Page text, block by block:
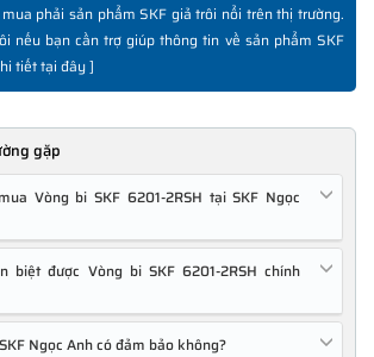
phải sản phẩm SKF giả trôi nổi trên thị trường.
nếu bạn cần trợ giúp thông tin về sản phẩm SKF
tiết tại đây]
gặp
Vòng bi SKF 6201-2RSH tại SKF Ngọc
biệt được Vòng bi SKF 6201-2RSH chính
Ngọc Anh có đảm bảo không?